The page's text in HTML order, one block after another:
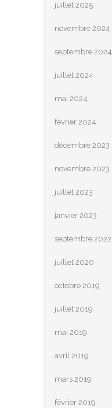
juillet 2025
novembre 2024
septembre 2024
juillet 2024
mai 2024
février 2024
décembre 2023
novembre 2023
juillet 2023
janvier 2023
septembre 2022
juillet 2020
octobre 2019
juillet 2019
mai 2019
avril 2019
mars 2019
février 2019